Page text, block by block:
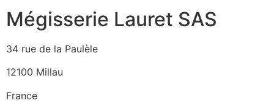
Mégisserie Lauret SAS
34 rue de la Paulèle
12100 Millau
France